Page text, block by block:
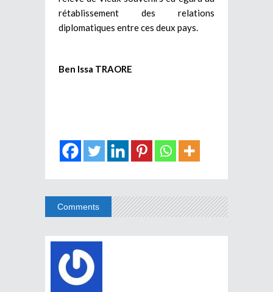
rétablissement des relations
diplomatiques entre ces deux pays.
Ben Issa TRAORE
Comments